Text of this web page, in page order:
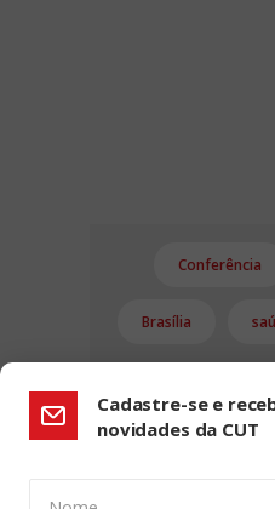
Conferência
Brasília
Cadastre-se e
novidades da CUT